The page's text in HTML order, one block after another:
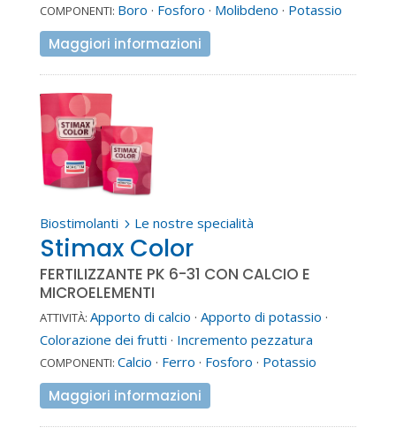
COMPONENTI: Boro · Fosforo · Molibdeno · Potassio
Maggiori informazioni
Biostimolanti 5 Le nostre specialità
Stimax Color
FERTILIZZANTE PK 6-31 CON CALCIO E
MICROELEMENTI
ATTIVITÀ: Apporto di calcio · Apporto di potassio ·
Colorazione dei frutti · Incremento pezzatura
COMPONENTI: Calcio · Ferro · Fosforo · Potassio
Maggiori informazioni